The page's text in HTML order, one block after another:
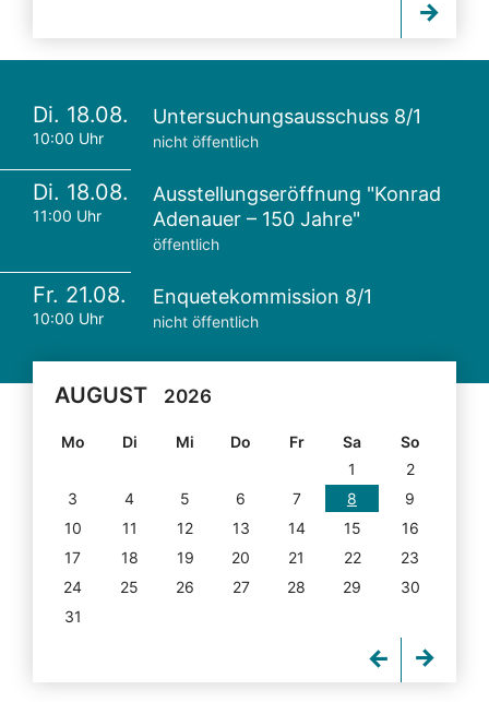
Di. 18.08.
10:00 Uhr
Untersuchungsausschuss 8/1
nicht öffentlich
Di. 18.08.
11:00 Uhr
Ausstellungseröffnung "Konrad
Adenauer – 150 Jahre"
öffentlich
Fr. 21.08.
10:00 Uhr
Enquetekommission 8/1
nicht öffentlich
AUGUST 2026
Mo Di Mi Do Fr Sa
So
1
2
3
4 5 6 7 8
9
10
11 12 13 14 15
16
17
18 19 20 21 22
23
24
25 26 27 28 29
30
31